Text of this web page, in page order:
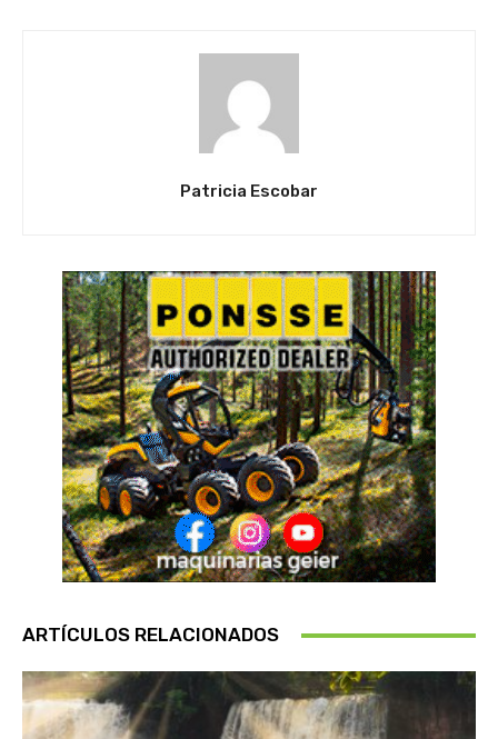
Patricia Escobar
ARTÍCULOS RELACIONADOS